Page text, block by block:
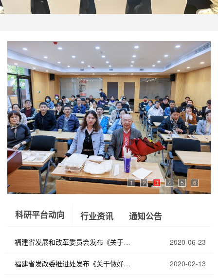
1 2 3 4 5 6
科研平台动向 行业资讯 通知公告
福建省发展和改革委员会发布《关于开
展2020年度协同...
2020-06-23
福建省发改委推进处发布《关于做好 2020-02-13